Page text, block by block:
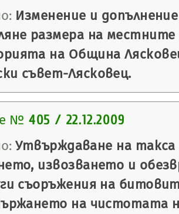
Изменение и
размера на местните
на Община
съвет-Лясковец.
№ 405 / 22.12.2009
Утвърждаване на такса
извозването и
съоръжения на
на чистотата